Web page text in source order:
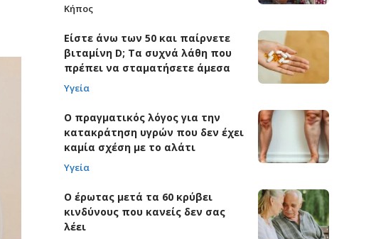
Κήπος
Είστε άνω των 50 και παίρνετε
βιταμίνη D; Τα συχνά λάθη που
πρέπει να σταματήσετε άμεσα
Υγεία
Ο πραγματικός λόγος για την
κατακράτηση υγρών που δεν έχει
καμία σχέση με το αλάτι
Υγεία
Ο έρωτας μετά τα 60 κρύβει
κινδύνους που κανείς δεν σας
λέει